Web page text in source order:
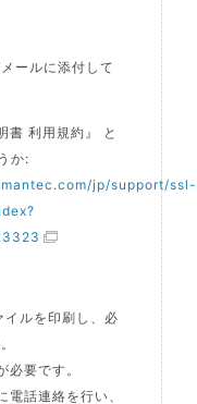
ールに添付して
利用規約』 と
か:
jp/support/ssl-
ルを印刷し、必
必要です。
電話連絡を行い、